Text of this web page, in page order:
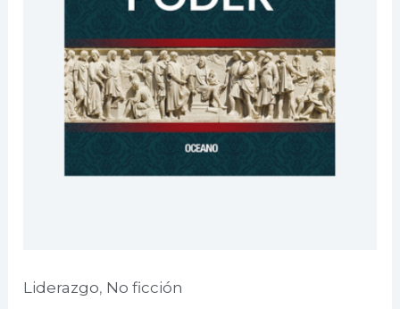
Liderazgo, No ficción